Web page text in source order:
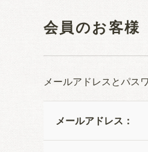
会員のお客様
メールアドレスとパス
メールアドレス：